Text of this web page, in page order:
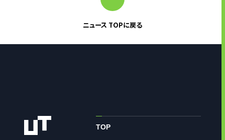
ニュース TOPに戻る
TOP